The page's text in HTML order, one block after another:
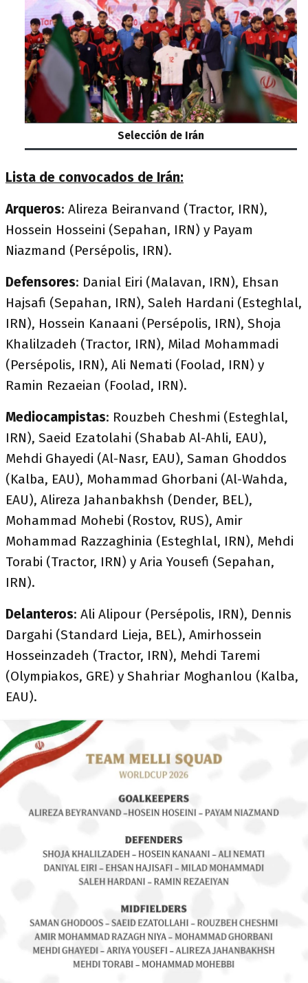
Selección de Irán
Lista de convocados de Irán:
Arqueros: Alireza Beiranvand (Tractor, IRN),
Hossein Hosseini (Sepahan, IRN) y Payam
Niazmand (Persépolis, IRN).
Defensores: Danial Eiri (Malavan, IRN), Ehsan
Hajsafi (Sepahan, IRN), Saleh Hardani (Esteghlal,
IRN), Hossein Kanaani (Persépolis, IRN), Shoja
Khalilzadeh (Tractor, IRN), Milad Mohammadi
(Persépolis, IRN), Ali Nemati (Foolad, IRN) y
Ramin Rezaeian (Foolad, IRN).
Mediocampistas: Rouzbeh Cheshmi (Esteghlal,
IRN), Saeid Ezatolahi (Shabab Al-Ahli, EAU),
Mehdi Ghayedi (Al-Nasr, EAU), Saman Ghoddos
(Kalba, EAU), Mohammad Ghorbani (Al-Wahda,
EAU), Alireza Jahanbakhsh (Dender, BEL),
Mohammad Mohebi (Rostov, RUS), Amir
Mohammad Razzaghinia (Esteghlal, IRN), Mehdi
Torabi (Tractor, IRN) y Aria Yousefi (Sepahan,
IRN).
Delanteros: Ali Alipour (Persépolis, IRN), Dennis
Dargahi (Standard Lieja, BEL), Amirhossein
Hosseinzadeh (Tractor, IRN), Mehdi Taremi
(Olympiakos, GRE) y Shahriar Moghanlou (Kalba,
EAU).